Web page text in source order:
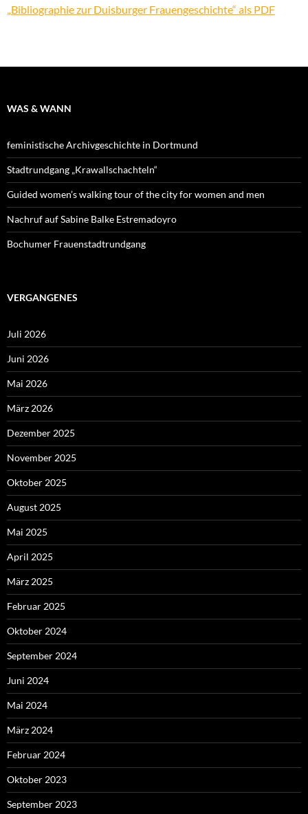
„Bibliographie zur Duisburger Frauengeschichte“ als PDF
WAS & WANN
feministische Archivgeschichte in Dortmund
Stadtrundgang „Krawallschachteln“
Guided women’s walking tour of the city for women and men
Nachruf auf Sabine Balke Estremadoyro
Bochumer Frauenstadtrundgang
VERGANGENES
Juli 2026
Juni 2026
Mai 2026
März 2026
Dezember 2025
November 2025
Oktober 2025
August 2025
Mai 2025
April 2025
März 2025
Februar 2025
Oktober 2024
September 2024
Juni 2024
Mai 2024
März 2024
Februar 2024
Oktober 2023
September 2023